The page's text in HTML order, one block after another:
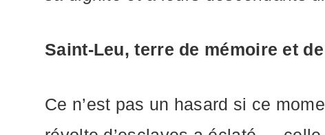
Saint-Leu, terre de mémoire et
Ce n’est pas un hasard si ce